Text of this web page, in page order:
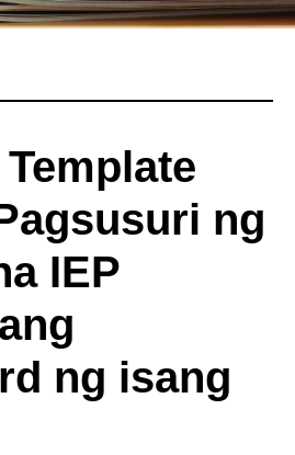
ng
IEP
ng isang